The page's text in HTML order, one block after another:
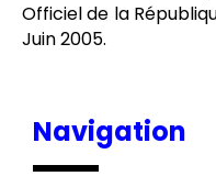
Officiel de la
Juin 2005.
Navigation